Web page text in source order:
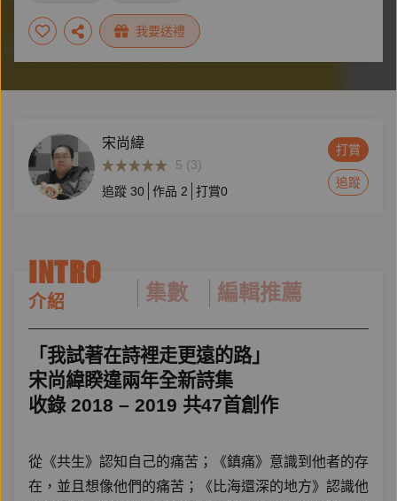
我要送禮
宋尚緯
5 (3)
追蹤 30 作品 2 打賞0
打賞
追蹤
INTRO
介紹 集數 編輯推薦
「我試著在詩裡走更遠的路」
宋尚緯睽違兩年全新詩集
收錄 2018 – 2019 共47首創作
從《共生》認知自己的痛苦；《鎮痛》意識到他者的存
在，並且想像他們的痛苦；《比海還深的地方》認識他